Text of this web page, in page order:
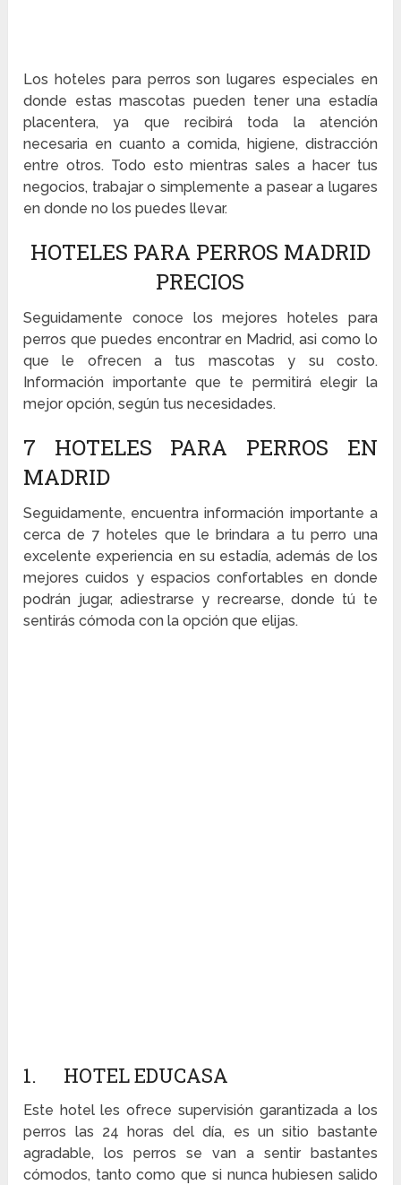
Los hoteles para perros son lugares especiales en
donde estas mascotas pueden tener una estadía
placentera, ya que recibirá toda la atención
necesaria en cuanto a comida, higiene, distracción
entre otros. Todo esto mientras sales a hacer tus
negocios, trabajar o simplemente a pasear a lugares
en donde no los puedes llevar.
HOTELES PARA PERROS MADRID
PRECIOS
Seguidamente conoce los mejores hoteles para
perros que puedes encontrar en Madrid, asi como lo
que le ofrecen a tus mascotas y su costo.
Información importante que te permitirá elegir la
mejor opción, según tus necesidades.
7 HOTELES PARA PERROS EN
MADRID
Seguidamente, encuentra información importante a
cerca de 7 hoteles que le brindara a tu perro una
excelente experiencia en su estadía, además de los
mejores cuidos y espacios confortables en donde
podrán jugar, adiestrarse y recrearse, donde tú te
sentirás cómoda con la opción que elijas.
1. HOTEL EDUCASA
Este hotel les ofrece supervisión garantizada a los
perros las 24 horas del día, es un sitio bastante
agradable, los perros se van a sentir bastantes
cómodos, tanto como que si nunca hubiesen salido